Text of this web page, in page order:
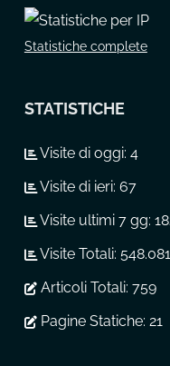
Statistiche complete
STATISTICHE
Visite di oggi: 4
Visite di ieri: 67
Visite ultimi 7 gg:
Visite Totali: 548.081
Articoli Totali: 759
Pagine Statiche: 21